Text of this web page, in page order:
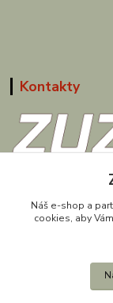
Kontakty
Náš e-shop a
cookies, aby